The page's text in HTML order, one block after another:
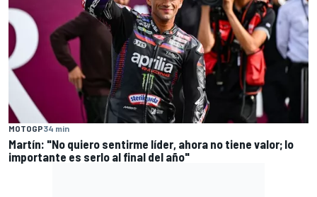
MOTOGP34 min
Martín: "No quiero sentirme líder, ahora no tiene valor; lo
importante es serlo al final del año"